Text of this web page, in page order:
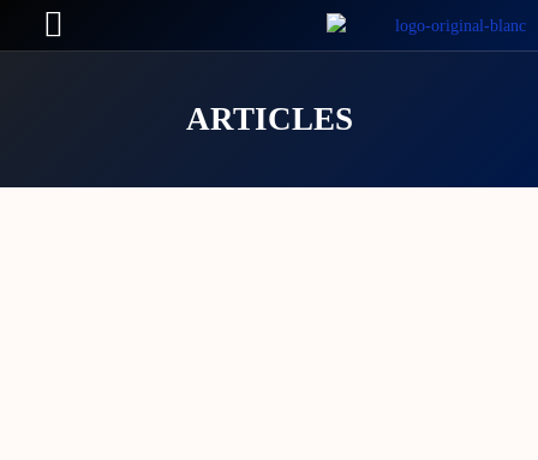
ARTICLES